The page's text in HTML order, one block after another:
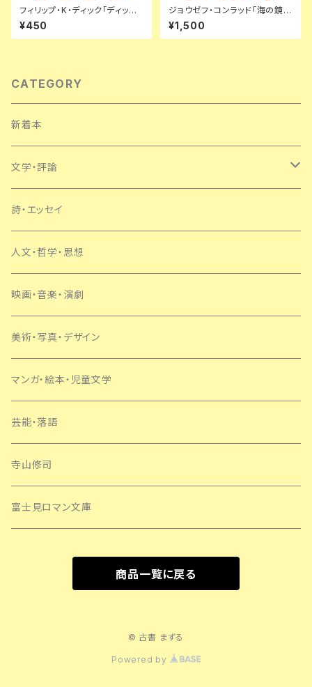
フィリップ・K・ディック「ディック
傑作集② 時間飛行士へのささ
やかな贈物」浅倉久志・他訳 ハ
ヤカワSF文庫 早川書房
¥450
ジョウゼフ・コンラッド「海の鏡
コンラッド海洋エッセイ集」木宮
直仁訳 初版 帯付き 人文書院
¥1,500
CATEGORY
新着本
文学・評論
日本
外国
SF・ミステリー
詩・エッセイ
人文・哲学・思想
映画・音楽・演劇
美術・写真・デザイン
マンガ・絵本・児童文学
芸能・落語
寺山修司
富士見ロマン文庫
商品一覧に戻る
© 古書 まずる
Powered by